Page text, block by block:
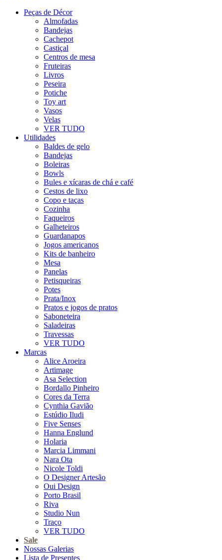
Peças de Décor
Almofadas
Bandejas
Cachepot
Castiçal
Centros de mesa
Fruteiras
Livros
Peseira
Potiche
Toy art
Vasos
Velas
VER TUDO
Utilidades
Baldes de gelo
Bandejas
Boleiras
Bowls
Bules e xícaras de chá e café
Cestos de lixo
Copo e taças
Cozinha
Faqueiros
Galheteiros
Guardanapos
Jogos americanos
Kits de banheiro
Mesa
Panelas
Petisqueiras
Potes
Prata/Inox
Pratos e jogos de pratos
Saboneteira
Saladeiras
Travessas
VER TUDO
Marcas
Alice Aroeira
Artimage
Asa Selection
Bordallo Pinheiro
Cores da Terra
Cynthia Gavião
Estúdio Iludi
Five Senses
Hanna Englund
Holaria
Marcia Limmani
Nara Ota
Nicole Toldi
O Designer Artesão
Oui Design
Porto Brasil
Riva
Studio Nun
Traço
VER TUDO
Sale
Nossas Galerias
Lista de Presentes